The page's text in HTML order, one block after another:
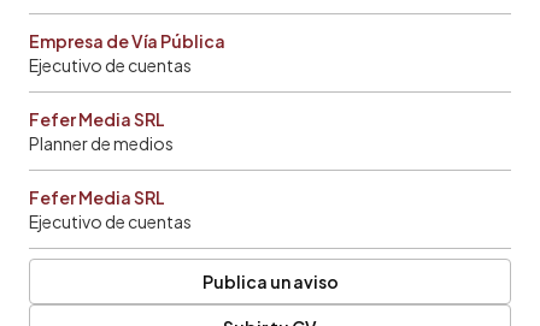
Empresa de Vía Pública
Ejecutivo de cuentas
Fefer Media SRL
Planner de medios
Fefer Media SRL
Ejecutivo de cuentas
Publica un aviso